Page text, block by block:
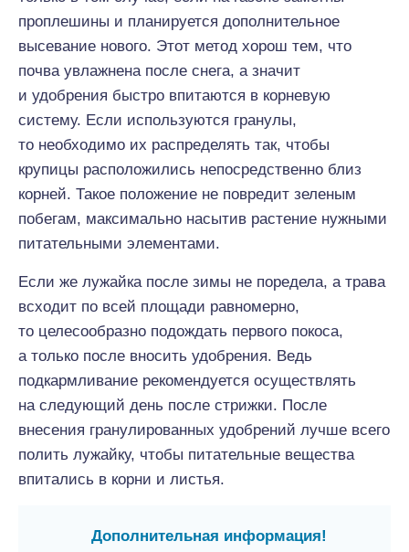
проплешины и планируется дополнительное
высевание нового. Этот метод хорош тем, что
почва увлажнена после снега, а значит
и удобрения быстро впитаются в корневую
систему. Если используются гранулы,
то необходимо их распределять так, чтобы
крупицы расположились непосредственно близ
корней. Такое положение не повредит зеленым
побегам, максимально насытив растение нужными
питательными элементами.
Если же лужайка после зимы не поредела, а трава
всходит по всей площади равномерно,
то целесообразно подождать первого покоса,
а только после вносить удобрения. Ведь
подкармливание рекомендуется осуществлять
на следующий день после стрижки. После
внесения гранулированных удобрений лучше всего
полить лужайку, чтобы питательные вещества
впитались в корни и листья.
Дополнительная информация!